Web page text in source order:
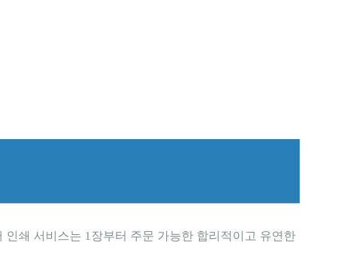
쇄 서비스는 1장부터 주문 가능한 합리적이고 유연한